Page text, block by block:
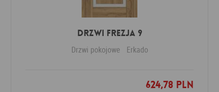
DRZWI FREZJA 9
Drzwi pokojowe Erkado
624,78 PLN
Dodaj do ulubionych